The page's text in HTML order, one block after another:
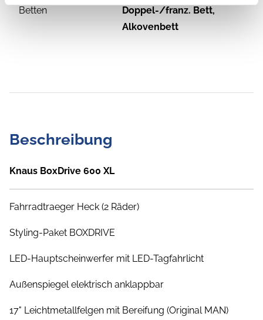
Betten
Doppel-/franz. Bett,
Alkovenbett
Beschreibung
Knaus BoxDrive 600 XL
Fahrradtraeger Heck (2 Räder)
Styling-Paket BOXDRIVE
LED-Hauptscheinwerfer mit LED-Tagfahrlicht
Außenspiegel elektrisch anklappbar
17" Leichtmetallfelgen mit Bereifung (Original MAN)